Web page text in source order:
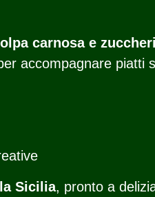
carnosa e
accompagnare piatti
Sicilia, pronto a